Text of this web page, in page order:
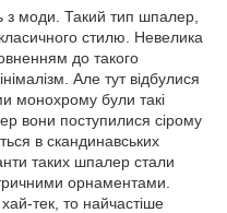
з моди. Такий тип шпалер,
стилю. Невелика
до такого
Але тут відбулися
монохрому були такі
вони поступилися сірому
в скандинавських
таких шпалер стали
орнаментами.
тек, то найчастіше